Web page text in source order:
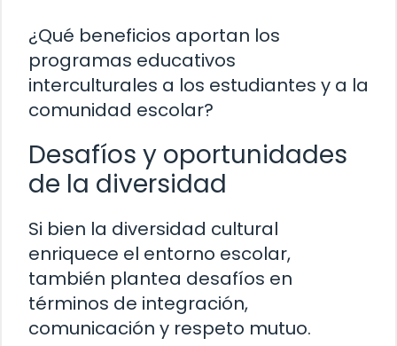
¿Qué beneficios aportan los
programas educativos
interculturales a los estudiantes y a la
comunidad escolar?
Desafíos y oportunidades
de la diversidad
Si bien la diversidad cultural
enriquece el entorno escolar,
también plantea desafíos en
términos de integración,
comunicación y respeto mutuo.